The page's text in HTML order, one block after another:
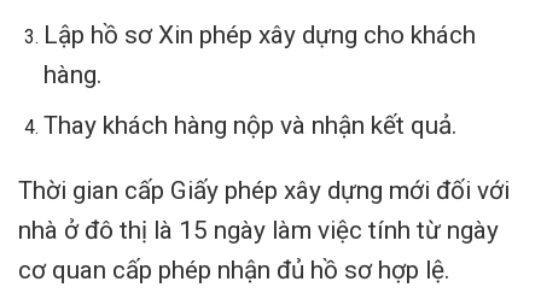
Lập hồ sơ Xin phép xây dựng cho khách
hàng.
Thay khách hàng nộp và nhận kết quả.
Thời gian cấp Giấy phép xây dựng mới đối với
nhà ở đô thị là 15 ngày làm việc tính từ ngày
cơ quan cấp phép nhận đủ hồ sơ hợp lệ.